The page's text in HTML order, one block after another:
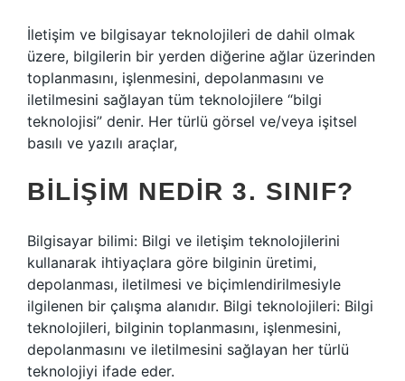
İletişim ve bilgisayar teknolojileri de dahil olmak
üzere, bilgilerin bir yerden diğerine ağlar üzerinden
toplanmasını, işlenmesini, depolanmasını ve
iletilmesini sağlayan tüm teknolojilere “bilgi
teknolojisi” denir. Her türlü görsel ve/veya işitsel
basılı ve yazılı araçlar,
BILIŞIM NEDIR 3. SINIF?
Bilgisayar bilimi: Bilgi ve iletişim teknolojilerini
kullanarak ihtiyaçlara göre bilginin üretimi,
depolanması, iletilmesi ve biçimlendirilmesiyle
ilgilenen bir çalışma alanıdır. Bilgi teknolojileri: Bilgi
teknolojileri, bilginin toplanmasını, işlenmesini,
depolanmasını ve iletilmesini sağlayan her türlü
teknolojiyi ifade eder.